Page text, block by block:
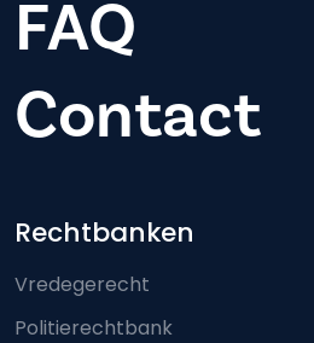
FAQ
Contact
Footer-menu
Rechtbanken
Vredegerecht
Politierechtbank